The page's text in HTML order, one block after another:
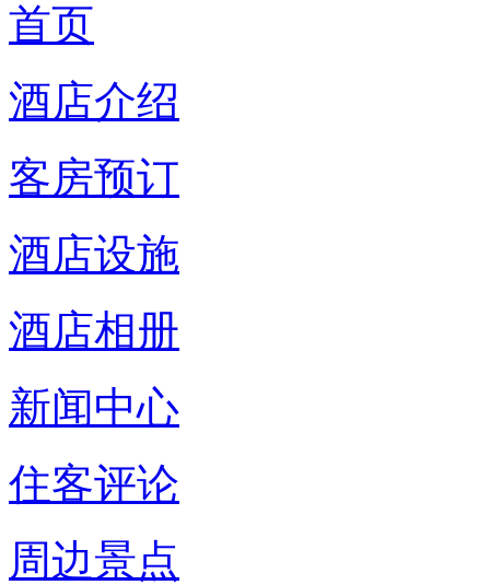
首页
酒店介绍
客房预订
酒店设施
酒店相册
新闻中心
住客评论
周边景点